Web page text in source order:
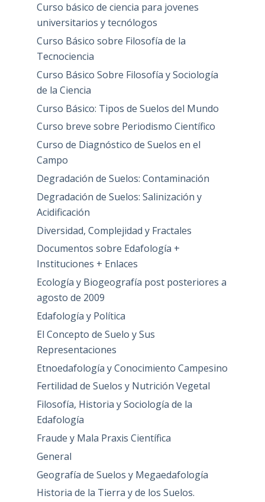
Curso básico de ciencia para jovenes
universitarios y tecnólogos
Curso Básico sobre Filosofía de la
Tecnociencia
Curso Básico Sobre Filosofía y Sociología
de la Ciencia
Curso Básico: Tipos de Suelos del Mundo
Curso breve sobre Periodismo Científico
Curso de Diagnóstico de Suelos en el
Campo
Degradación de Suelos: Contaminación
Degradación de Suelos: Salinización y
Acidificación
Diversidad, Complejidad y Fractales
Documentos sobre Edafología +
Instituciones + Enlaces
Ecología y Biogeografía post posteriores a
agosto de 2009
Edafología y Política
El Concepto de Suelo y Sus
Representaciones
Etnoedafología y Conocimiento Campesino
Fertilidad de Suelos y Nutrición Vegetal
Filosofía, Historia y Sociología de la
Edafología
Fraude y Mala Praxis Científica
General
Geografía de Suelos y Megaedafología
Historia de la Tierra y de los Suelos.